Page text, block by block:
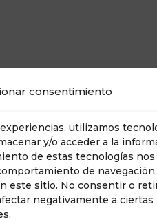
consentimiento
utilizamos
y/o acceder a la
de estas tecnologías
de navegación
este sitio. No consentir o
negativamente a ciertas